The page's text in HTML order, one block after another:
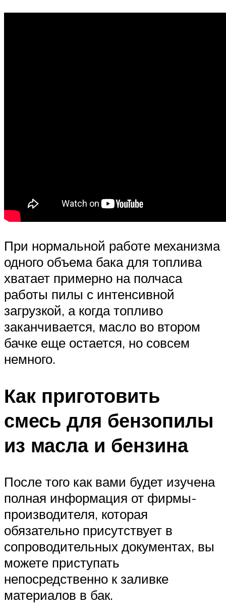
При нормальной работе механизма
одного объема бака для топлива
хватает примерно на полчаса
работы пилы с интенсивной
загрузкой, а когда топливо
заканчивается, масло во втором
бачке еще остается, но совсем
немного.
Как приготовить
смесь для бензопилы
из масла и бензина
После того как вами будет изучена
полная информация от фирмы-
производителя, которая
обязательно присутствует в
сопроводительных документах, вы
можете приступать
непосредственно к заливке
материалов в бак.